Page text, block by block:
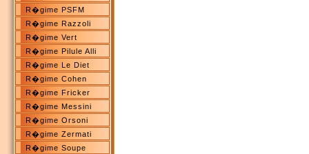
R�gime PSFM
R�gime Razzoli
R�gime Vert
R�gime Pilule Alli
R�gime Le Diet
R�gime Cohen
R�gime Fricker
R�gime Messini
R�gime Orsoni
R�gime Zermati
R�gime Soupe